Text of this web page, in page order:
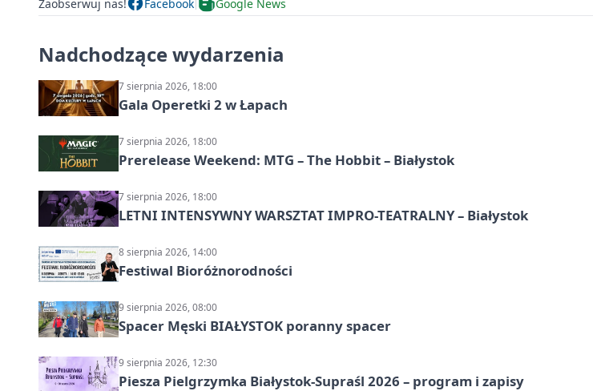
Zaobserwuj nas! Facebook Google News
Nadchodzące wydarzenia
7 sierpnia 2026, 18:00
Gala Operetki 2 w Łapach
7 sierpnia 2026, 18:00
Prerelease Weekend: MTG – The Hobbit – Białystok
7 sierpnia 2026, 18:00
LETNI INTENSYWNY WARSZTAT IMPRO-TEATRALNY – Białystok
8 sierpnia 2026, 14:00
Festiwal Bioróżnorodności
9 sierpnia 2026, 08:00
Spacer Męski BIAŁYSTOK poranny spacer
9 sierpnia 2026, 12:30
Piesza Pielgrzymka Białystok-Supraśl 2026 – program i zapisy